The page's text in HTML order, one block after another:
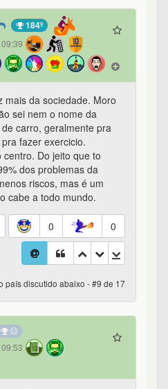
184º
mais da sociedade. Moro
sei nem o nome da
carro, geralmente pra
fazer exercicio.
Do jeito que to
dos problemas da
riscos, mas é um
cabe a todo mundo.
0 0
país discutido abaixo - #9 de 17